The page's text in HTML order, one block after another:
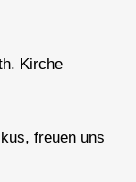
Kirche
freuen uns